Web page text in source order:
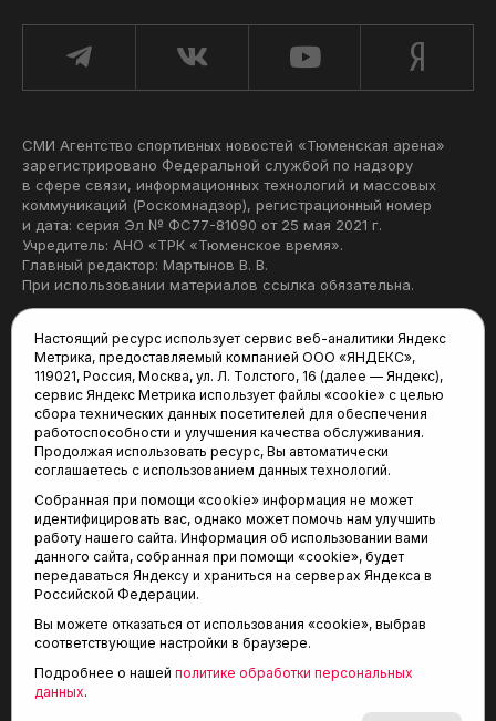
СМИ Агентство спортивных новостей «Тюменская арена»
зарегистрировано Федеральной службой по надзору
в сфере связи, информационных технологий и массовых
коммуникаций (Роскомнадзор), регистрационный номер
и дата: серия Эл № ФС77-81090 от 25 мая 2021 г.
Учредитель: АНО «ТРК «Тюменское время».
Главный редактор: Мартынов В. В.
При использовании материалов ссылка обязательна.
Редакция:
625035, Тюмень, пр. Геологоразведчиков, 28А
(3452) 68-22-28
tum-arena@mail.ru
Отдел продаж:
(3452) 68-89-78
kotovaev@sibinformburo.ru
© 2001-2026 Агентство спортивных новостей
Настоящий ресурс использует сервис веб-аналитики Яндекс
Метрика, предоставляемый компанией ООО «ЯНДЕКС»,
119021, Россия, Москва, ул. Л. Толстого, 16 (далее — Яндекс),
сервис Яндекс Метрика использует файлы «cookie» с целью
сбора технических данных посетителей для обеспечения
работоспособности и улучшения качества обслуживания.
Продолжая использовать ресурс, Вы автоматически
соглашаетесь с использованием данных технологий.
Собранная при помощи «cookie» информация не может
идентифицировать вас, однако может помочь нам улучшить
работу нашего сайта. Информация об использовании вами
данного сайта, собранная при помощи «cookie», будет
передаваться Яндексу и храниться на серверах Яндекса в
Российской Федерации.
Вы можете отказаться от использования «cookie», выбрав
соответствующие настройки в браузере.
Подробнее о нашей политике обработки персональных
данных.